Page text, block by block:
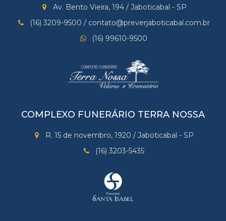
Av. Bento Vieira, 194 / Jaboticabal - SP
(16) 3209-9500 / contato@preverjaboticabal.com.br
(16) 99610-9500
COMPLEXO FUNERÁRIO TERRA NOSSA
R. 15 de novembro, 1920 / Jaboticabal - SP
(16) 3203-5435